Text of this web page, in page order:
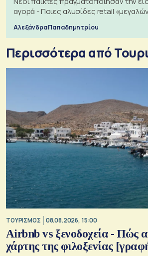
αγορά - Ποιες αλυσίδες retail
Αλεξάνδρα Παπαδημητρίου
Περισσότερα από
ΤΟΥΡΙΣΜΟΣ 08.08.2026, 15:00
Airbnb vs ξενοδοχεία - Πώς
χάρτης της φιλοξενίας